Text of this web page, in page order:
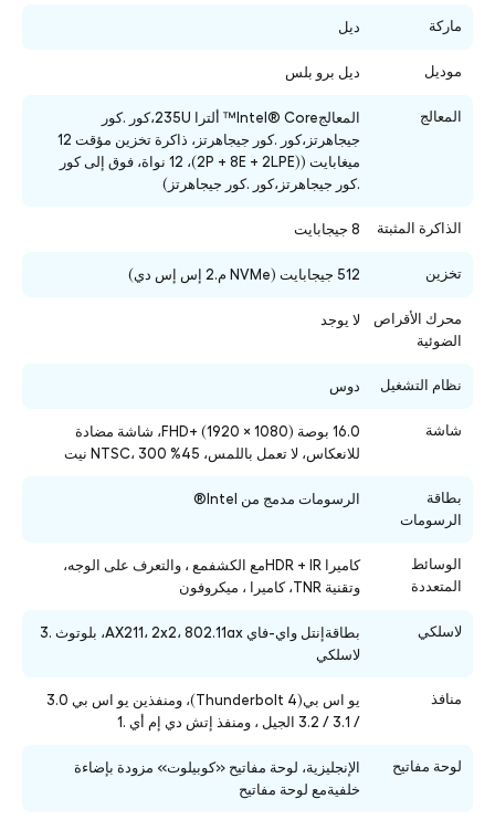
ماركة ديل
موديل ديل برو بلس
المعالج المعالجIntel® Core™ ألترا 235U،
كور .كور
جيجاهرتز،كور .كور جيجاهرتز، ذاكرة تخزين مؤقت 12
ميغابايت ((2P + 8E + 2LPE
)، 12 نواة، فوق إلى كور
.كور جيجاهرتز،كور .كور جيجاهرتز)
الذاكرة المثبتة 8 جيجابايت
تخزين 512 جيجابايت (NVMe م.2 إس إس دي)
محرك الأقراص
الضوئية
لا يوجد
نظام التشغيل دوس
شاشة
16.0 بوصة FHD+ (1920 × 1080)، شاشة مضادة
للانعكاس، لا تعمل باللمس، 45% NTSC، 300 نيت
بطاقة
الرسومات
الرسومات مدمج من Intel®
الوسائط
المتعددة
كاميرا HDR + IRمع الكشفمع ، والتعرف على الوجه،
وتقنية TNR، كاميرا ، ميكروفون
لاسلكي
بطاقةإنتل واي-فاي AX211، 2x2، 802.11ax، بلوتوث .3
لاسلكي
منافذ
يو اس بي(Thunderbolt 4)، ومنفذين يو اس بي 3.0
/ 3.1 / 3.2 الجيل ، ومنفذ إتش دي إم أي .1
لوحة مفاتيح الإنجليزية، لوحة مفاتيح «كوبيلوت» مزودة بإضاءة
خلفيةمع لوحة مفاتيح